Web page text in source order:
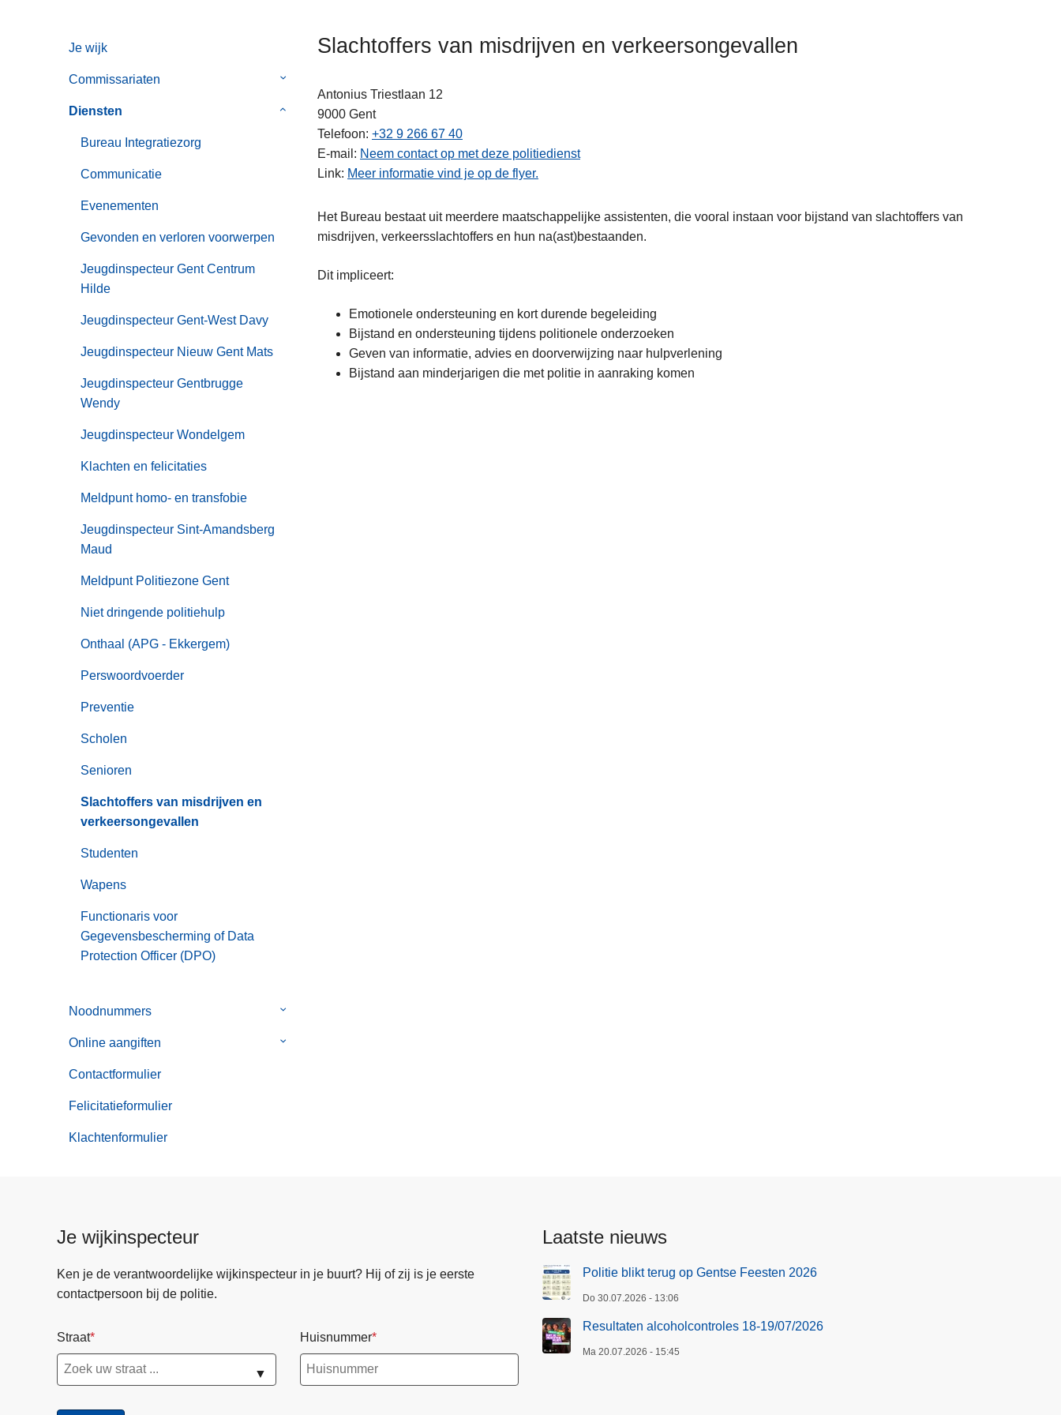
Je wijk
Commissariaten
Submenu
Commissariaten
Diensten
Submenu
Diensten
Bureau Integratiezorg
Communicatie
Evenementen
Gevonden en verloren voorwerpen
Jeugdinspecteur Gent Centrum
Hilde
Jeugdinspecteur Gent-West Davy
Jeugdinspecteur Nieuw Gent Mats
Jeugdinspecteur Gentbrugge
Wendy
Jeugdinspecteur Wondelgem
Klachten en felicitaties
Meldpunt homo- en transfobie
Jeugdinspecteur Sint-Amandsberg
Maud
Meldpunt Politiezone Gent
Niet dringende politiehulp
Onthaal (APG - Ekkergem)
Perswoordvoerder
Preventie
Scholen
Senioren
Slachtoffers van misdrijven en
verkeersongevallen
Studenten
Wapens
Functionaris voor
Gegevensbescherming of Data
Protection Officer (DPO)
Noodnummers
Submenu
Online aangiften
Submenu
Contactformulier
Felicitatieformulier
Klachtenformulier
Slachtoffers van misdrijven en verkeersongevallen
Antonius Triestlaan 12
9000 Gent
Telefoon +32 9 266 67 40
E-mail
Neem contact op met deze politiedienst
Link Meer informatie vind je op de flyer.
Het Bureau bestaat uit meerdere maatschappelijke assistenten, die vooral instaan voor bijstand van slachtoffers van
misdrijven, verkeersslachtoffers en hun na(ast)bestaanden.
Dit impliceert:
Emotionele ondersteuning en kort durende begeleiding
Bijstand en ondersteuning tijdens politionele onderzoeken
Geven van informatie, advies en doorverwijzing naar hulpverlening
Bijstand aan minderjarigen die met politie in aanraking komen
Je wijkinspecteur
Ken je de verantwoordelijke wijkinspecteur in je buurt? Hij of zij is je eerste
contactpersoon bij de politie.
Straat
▼
Huisnummer
Laatste nieuws
Politie blikt terug op Gentse Feesten 2026
Do 30.07.2026 - 13:06
Resultaten alcoholcontroles 18-19/07/2026
Ma 20.07.2026 - 15:45